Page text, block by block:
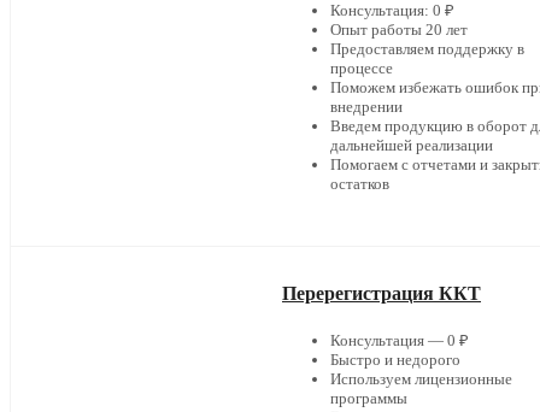
Консультация: 0 ₽
Опыт работы 20 лет
Предоставляем поддержку в
процессе
Поможем избежать ошибок
внедрении
Введем продукцию в оборот
дальнейшей реализации
Помогаем с отчетами и
остатков
Перерегистрация ККТ
Консультация — 0 ₽
Быстро и недорого
Используем лицензионные
программы